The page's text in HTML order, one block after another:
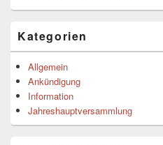
Seitenleisten-
Widgetbereich
Kategorien
Allgemein
Ankündigung
Information
Jahreshauptversammlung